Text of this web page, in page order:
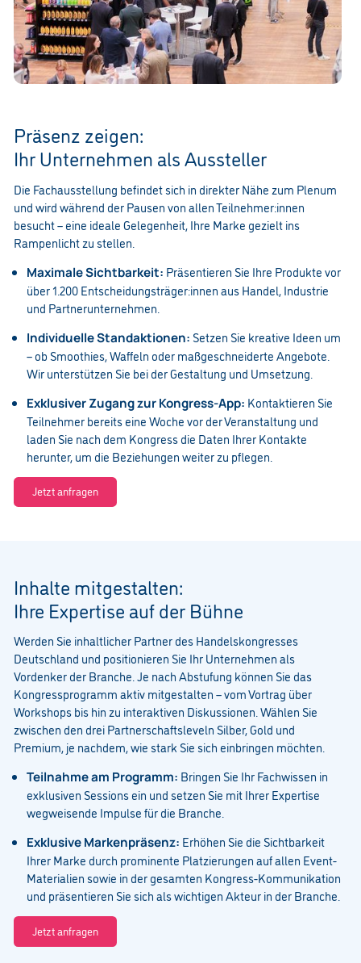
Präsenz zeigen:
Ihr Unternehmen als Aussteller
Die Fachausstellung befindet sich in direkter Nähe zum Plenum
und wird während der Pausen von allen Teilnehmer:innen
besucht – eine ideale Gelegenheit, Ihre Marke gezielt ins
Rampenlicht zu stellen.
Maximale Sichtbarkeit: Präsentieren Sie Ihre Produkte vor
über 1.200 Entscheidungsträger:innen aus Handel, Industrie
und Partnerunternehmen.
Individuelle Standaktionen: Setzen Sie kreative Ideen um
– ob Smoothies, Waffeln oder maßgeschneiderte Angebote.
Wir unterstützen Sie bei der Gestaltung und Umsetzung.
Exklusiver Zugang zur Kongress-App: Kontaktieren Sie
Teilnehmer bereits eine Woche vor der Veranstaltung und
laden Sie nach dem Kongress die Daten Ihrer Kontakte
herunter, um die Beziehungen weiter zu pflegen.
Jetzt anfragen
Inhalte mitgestalten:
Ihre Expertise auf der Bühne
Werden Sie inhaltlicher Partner des Handelskongresses
Deutschland und positionieren Sie Ihr Unternehmen als
Vordenker der Branche. Je nach Abstufung können Sie das
Kongressprogramm aktiv mitgestalten – vom Vortrag über
Workshops bis hin zu interaktiven Diskussionen. Wählen Sie
zwischen den drei Partnerschaftsleveln Silber, Gold und
Premium, je nachdem, wie stark Sie sich einbringen möchten.
Teilnahme am Programm: Bringen Sie Ihr Fachwissen in
exklusiven Sessions ein und setzen Sie mit Ihrer Expertise
wegweisende Impulse für die Branche.
Exklusive Markenpräsenz: Erhöhen Sie die Sichtbarkeit
Ihrer Marke durch prominente Platzierungen auf allen Event-
Materialien sowie in der gesamten Kongress-Kommunikation
und präsentieren Sie sich als wichtigen Akteur in der Branche.
Jetzt anfragen